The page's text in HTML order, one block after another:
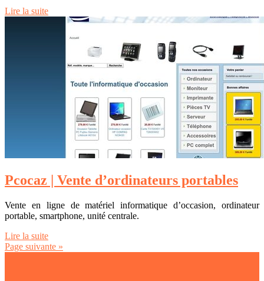
Lire la suite
Pcocaz | Vente d’ordinateurs portables
Vente en ligne de matériel informatique d’occasion, ordinateur
portable, smartphone, unité centrale.
Lire la suite
Page suivante »